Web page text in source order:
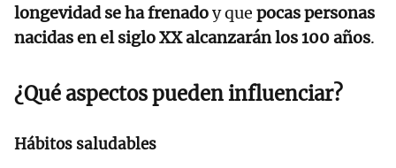
longevidad se ha frenadoy que pocas personas
nacidas en el siglo XX alcanzarán los 100 años.
¿Qué aspectos pueden influenciar?
Hábitos saludables